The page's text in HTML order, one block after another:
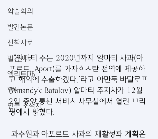
학술회의
발간논문
신착자료
발간자료
엘리트DB
행사
연구 소식지
“알마티 주는 2020년까지 알마티 사과(아
포르트, Aport)를 카자흐스탄 전역에 제공하
고 해외에 수출하겠다.”라고 아만둑 바탈로프
(Amandyk Batalov) 알마티 주지사가 12월
2일 중앙 통신 서비스 사무실에서 열린 브리
핑에서 밝혔다.
과수원과 아포르트 사과의 재활성화 계획은